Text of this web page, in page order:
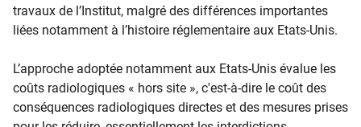
travaux de l’Institut, malgré des différences importantes
liées notamment à l’histoire réglementaire aux Etats-Unis.
L’approche adoptée notamment aux Etats-Unis évalue les
coûts radiologiques « hors site », c'est-à-dire le coût des
conséquences radiologiques directes et des mesures prises